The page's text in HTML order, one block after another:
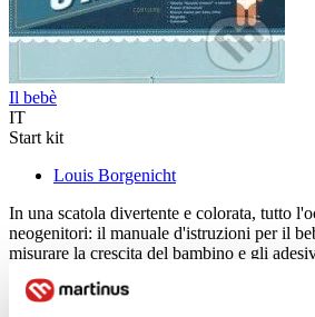
Il bebè
IT
Start kit
Louis Borgenicht
In una scatola divertente e colorata, tutto
neogenitori: il manuale d'istruzioni per il
misurare la crescita del bambino e gli